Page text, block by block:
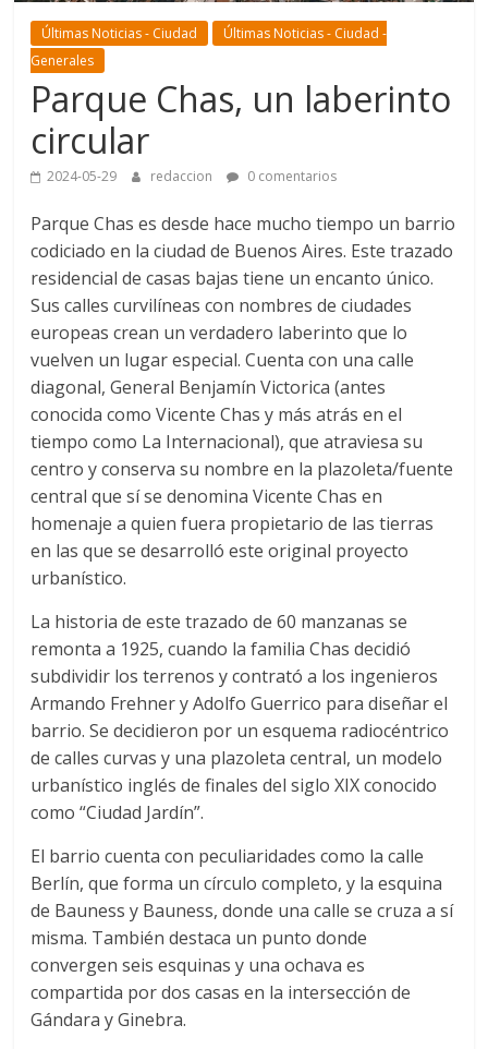
Últimas Noticias - Ciudad
Últimas Noticias - Ciudad -
Generales
Parque Chas, un laberinto
circular
2024-05-29 redaccion 0 comentarios
Parque Chas es desde hace mucho tiempo un barrio
codiciado en la ciudad de Buenos Aires. Este trazado
residencial de casas bajas tiene un encanto único.
Sus calles curvilíneas con nombres de ciudades
europeas crean un verdadero laberinto que lo
vuelven un lugar especial. Cuenta con una calle
diagonal, General Benjamín Victorica (antes
conocida como Vicente Chas y más atrás en el
tiempo como La Internacional), que atraviesa su
centro y conserva su nombre en la plazoleta/fuente
central que sí se denomina Vicente Chas en
homenaje a quien fuera propietario de las tierras
en las que se desarrolló este original proyecto
urbanístico.
La historia de este trazado de 60 manzanas se
remonta a 1925, cuando la familia Chas decidió
subdividir los terrenos y contrató a los ingenieros
Armando Frehner y Adolfo Guerrico para diseñar el
barrio. Se decidieron por un esquema radiocéntrico
de calles curvas y una plazoleta central, un modelo
urbanístico inglés de finales del siglo XIX conocido
como “Ciudad Jardín”.
El barrio cuenta con peculiaridades como la calle
Berlín, que forma un círculo completo, y la esquina
de Bauness y Bauness, donde una calle se cruza a sí
misma. También destaca un punto donde
convergen seis esquinas y una ochava es
compartida por dos casas en la intersección de
Gándara y Ginebra.